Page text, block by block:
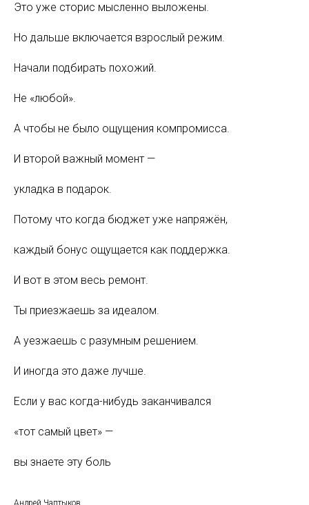
Это уже сторис мысленно выложены.
Но дальше включается взрослый режим.
Начали подбирать похожий.
Не «любой».
А чтобы не было ощущения компромисса.
И второй важный момент —
укладка в подарок.
Потому что когда бюджет уже напряжён,
каждый бонус ощущается как поддержка.
И вот в этом весь ремонт.
Ты приезжаешь за идеалом.
А уезжаешь с разумным решением.
И иногда это даже лучше.
Если у вас когда-нибудь заканчивался
«тот самый цвет» —
вы знаете эту боль